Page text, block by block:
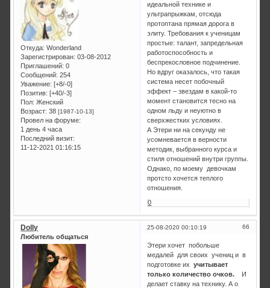
Откуда: Wonderland
Зарегистрирован: 03-08-2012
Приглашений: 0
Сообщений: 254
Уважение: [+8/-0]
Позитив: [+40/-3]
Пол: Женский
Возраст: 38[1987-10-13]
Провел на форуме:
1 день 4 часа
Последний визит:
11-12-2021 01:16:15
идеальной технике и
ультрапрыжкам, отсюда
протоптана прямая дорога в
элиту. Требования к ученицам
простые: талант, запредельная
работоспособность и
беспрекословное подчинение.
Но вдруг оказалось, что такая
система несет побочный
эффект – звездам в какой-то
момент становится тесно на
одном льду и неуютно в
сверхжестких условиях.
А Этери ни на секунду не
усомневается в верности
методик, выбранного курса и
стиля отношений внутри группы.
Однако, по моему девочкам
протсто хочется теплого
отношения.
0
66
25-08-2020 00:10:19
Dolly
Любитель общаться
Этери хочет побольше
медалей для своих учениц и в
подготовке ихучитывает
только количество очков.
И
делает ставку на технику. А о